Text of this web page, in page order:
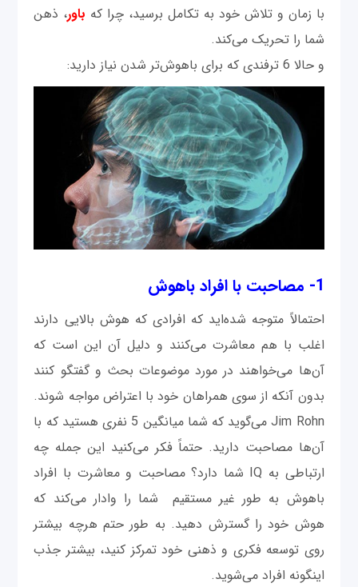
با زمان و تلاش خود به تکامل برسید، چرا که باور، ذهن
شما را تحریک می‌کند.
و حالا 6 ترفندی که برای باهوش‌تر شدن نیاز دارید:
1- مصاحبت با افراد باهوش
احتمالاً متوجه شده‌اید که افرادی که هوش بالایی دارند
اغلب با هم معاشرت می‌کنند و دلیل آن این است که
آن‌ها می‌خواهند در مورد موضوعات بحث و گفتگو کنند
بدون آنکه از سوی همراهان خود با اعتراض مواجه شوند.
Jim Rohn می‌گوید که شما میانگین 5 نفری هستید که با
آن‌ها مصاحبت دارید. حتماً فکر می‌کنید این جمله چه
ارتباطی به IQ شما دارد؟ مصاحبت و معاشرت با افراد
باهوش به طور غیر مستقیم شما را وادار می‌کند که
هوش خود را گسترش دهید. به طور حتم هرچه بیشتر
روی توسعه فکری و ذهنی خود تمرکز کنید، بیشتر جذب
اینگونه افراد می‌شوید.